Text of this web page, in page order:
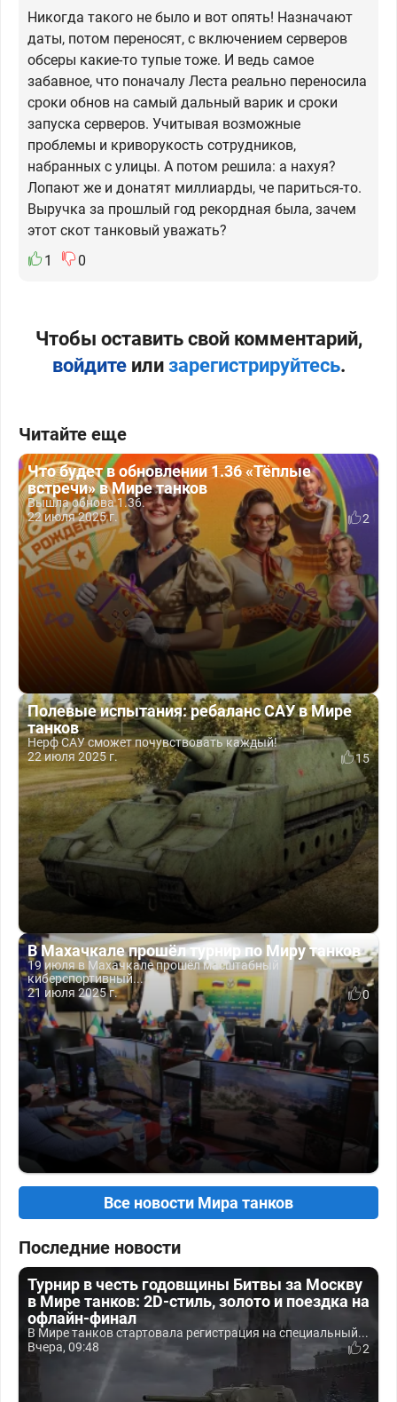
Никогда такого не было и вот опять! Назначают
даты, потом переносят, с включением серверов
обсеры какие-то тупые тоже. И ведь самое
забавное, что поначалу Леста реально переносила
сроки обнов на самый дальный варик и сроки
запуска серверов. Учитывая возможные
проблемы и криворукость сотрудников,
набранных с улицы. А потом решила: а нахуя?
Лопают же и донатят миллиарды, че париться-то.
Выручка за прошлый год рекордная была, зачем
этот скот танковый уважать?
1
0
Чтобы оставить свой комментарий,
войдитеили зарегистрируйтесь.
Читайте еще
Что будет в обновлении 1.36 «Тёплые
встречи» в Мире танков
Вышла обнова 1.36.
22 июля 2025 г.
2
Полевые испытания: ребаланс САУ в Мире
танков
Нерф САУ сможет почувствовать каждый!
22 июля 2025 г.
15
В Махачкале прошёл турнир по Миру танков
19 июля в Махачкале прошёл масштабный
киберспортивный...
21 июля 2025 г.
0
Все новости Мира танков
Последние новости
Турнир в честь годовщины Битвы за Москву
в Мире танков: 2D-стиль, золото и поездка на
офлайн-финал
В Мире танков стартовала регистрация на специальный...
Вчера, 09:48
2